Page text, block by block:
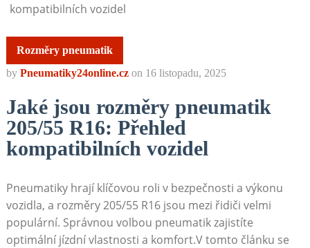
kompatibilních vozidel
Rozměry pneumatik
by Pneumatiky24online.cz on 16 listopadu, 2025
Jaké jsou rozměry pneumatik
205/55 R16: Přehled
kompatibilních vozidel
Pneumatiky hrají klíčovou roli v bezpečnosti a výkonu
vozidla, a rozměry 205/55 R16 jsou mezi⁣ řidiči velmi
populární. Správnou volbou pneumatik zajistíte
optimální jízdní vlastnosti a komfort.V tomto článku ‌se